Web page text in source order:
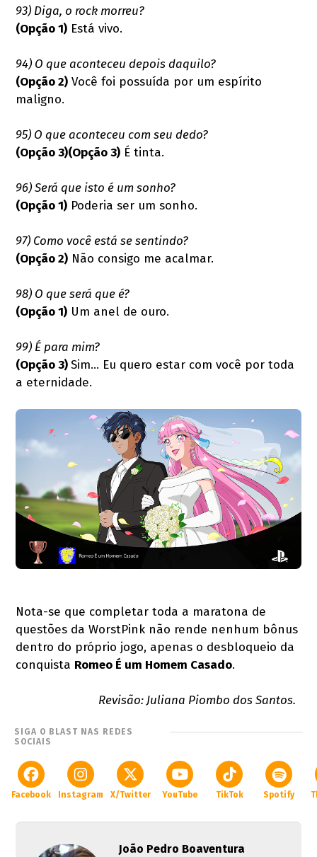
93) Diga, o rock morreu?
(Opção 1) Está vivo.
94) O que aconteceu depois daquilo?
(Opção 2) Você foi possuída por um espírito
maligno.
95) O que aconteceu com seu dedo?
(Opção 3)(Opção 3) É tinta.
96) Será que isto é um sonho?
(Opção 1) Poderia ser um sonho.
97) Como você está se sentindo?
(Opção 2) Não consigo me acalmar.
98) O que será que é?
(Opção 1) Um anel de ouro.
99) É para mim?
(Opção 3)Sim... Eu quero estar com você por toda
a eternidade.
Nota-se que completar toda a maratona de
questões da WorstPink não rende nenhum bônus
dentro do próprio jogo, apenas o desbloqueio da
conquista Romeo É um Homem Casado.
Revisão: Juliana Piombo dos Santos.
SIGA O BLAST NAS REDES
SOCIAIS
Facebook Instagram X/Twitter YouTube TikTok Spotify
João Pedro Boaventura